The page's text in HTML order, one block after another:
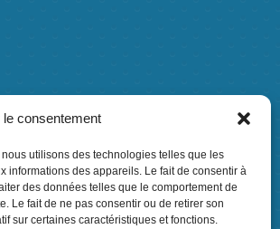
le consentement
utilisons des technologies telles que les
informations des appareils. Le fait de consentir à
des données telles que le comportement de
Le fait de ne pas consentir ou de retirer son
sur certaines caractéristiques et fonctions.